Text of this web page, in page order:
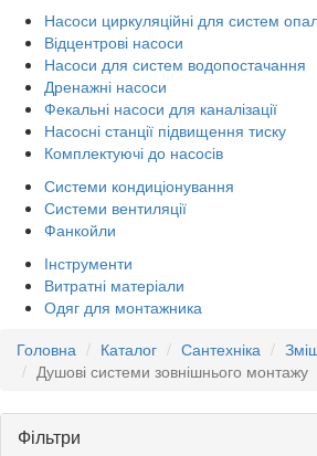
Насоси циркуляційні для систем
Відцентрові насоси
Насоси для систем водопостачання
Дренажні насоси
Фекальні насоси для каналізації
Насосні станції підвищення тиску
Комплектуючі до насосів
Системи кондиціонування
Системи вентиляції
Фанкойли
Інструменти
Витратні матеріали
Одяг для монтажника
Головна
Каталог Сантехніка
Душові системи зовнішнього монтажу
Фільтри